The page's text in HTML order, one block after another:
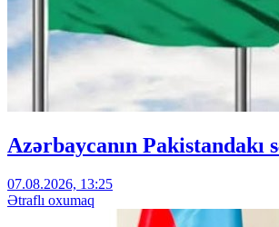
Azərbaycanın Pakistandakı
07.08.2026, 13:25
Ətraflı oxumaq